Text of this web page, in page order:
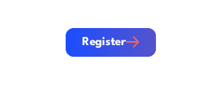
Register
Register